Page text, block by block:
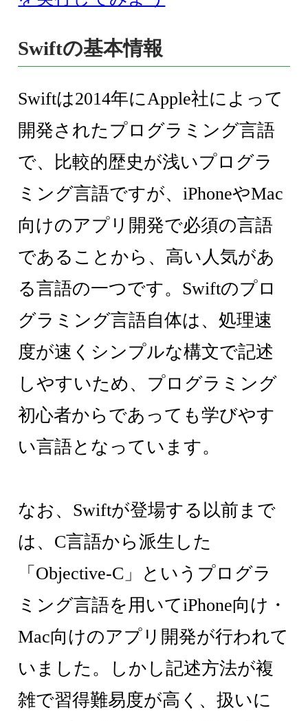
Swiftの基本情報
Swiftは2014年にApple社によって
開発されたプログラミング言語
で、比較的歴史が浅いプログラ
ミング言語ですが、iPhoneやMac
向けのアプリ開発で必須の言語
であることから、高い人気があ
る言語の一つです。Swiftのプロ
グラミング言語自体は、処理速
度が速くシンプルな構文で記述
しやすいため、プログラミング
初心者からであっても学びやす
い言語となっています。
なお、Swiftが登場する以前まで
は、C言語から派生した
「Objective-C」というプログラ
ミング言語を用いてiPhone向け・
Mac向けのアプリ開発が行われて
いました。しかし記述方法が複
雑で習得難易度が高く、扱いに